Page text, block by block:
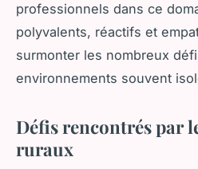
professionnels dans ce
polyvalents, réactifs et
surmonter les nombreux
environnements souvent
Défis rencontrés par
ruraux